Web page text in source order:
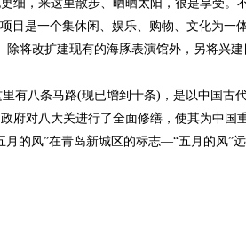
细，来这里散步、晒晒太阳，很是享受。
目是一个集休闲、娱乐、购物、文化为一
将改扩建现有的海豚表演馆外，另将兴
有八条马路(现已增到十条)，是以中国
府对八大关进行了全面修缮，使其为中
的风”在青岛新城区的标志—“五月的风”